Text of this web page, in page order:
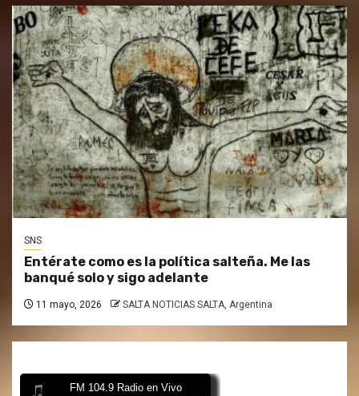
SNS
Entérate como es la política salteña. Me las
banqué solo y sigo adelante
11 mayo, 2026 SALTA NOTICIAS SALTA, Argentina